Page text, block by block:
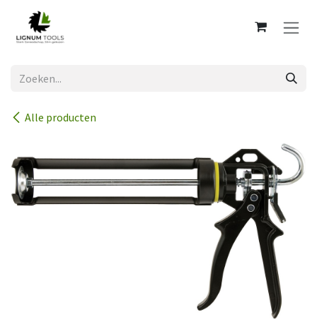
Overslaan naar inhoud
Alle producten